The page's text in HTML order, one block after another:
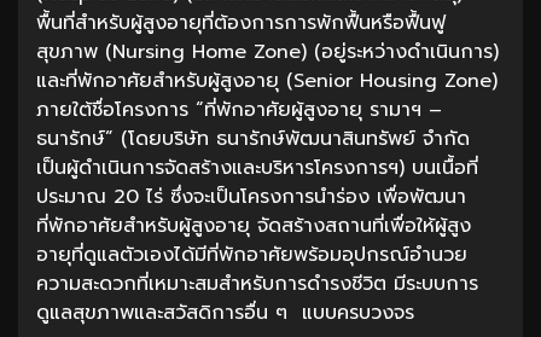
พื้นที่สำหรับผู้สูงอายุที่ต้องการการพักฟื้นหรือฟื้นฟู
สุขภาพ (Nursing Home Zone) (อยู่ระหว่างดำเนินการ)
และที่พักอาศัยสำหรับผู้สูงอายุ (Senior Housing Zone)
ภายใต้ชื่อโครงการ “ที่พักอาศัยผู้สูงอายุ รามาฯ –
ธนารักษ์” (โดยบริษัท ธนารักษ์พัฒนาสินทรัพย์ จำกัด
เป็นผู้ดำเนินการจัดสร้างและบริหารโครงการฯ) บนเนื้อที่
ประมาณ 20 ไร่ ซึ่งจะเป็นโครงการนำร่อง เพื่อพัฒนา
ที่พักอาศัยสำหรับผู้สูงอายุ จัดสร้างสถานที่เพื่อให้ผู้สูง
อายุที่ดูแลตัวเองได้มีที่พักอาศัยพร้อมอุปกรณ์อำนวย
ความสะดวกที่เหมาะสมสำหรับการดำรงชีวิต มีระบบการ
ดูแลสุขภาพและสวัสดิการอื่น ๆ แบบครบวงจร